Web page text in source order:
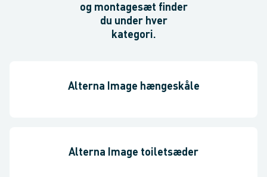
og montagesæt finder
du under hver
kategori.
Alterna Image hængeskåle
Alterna Image toiletsæder